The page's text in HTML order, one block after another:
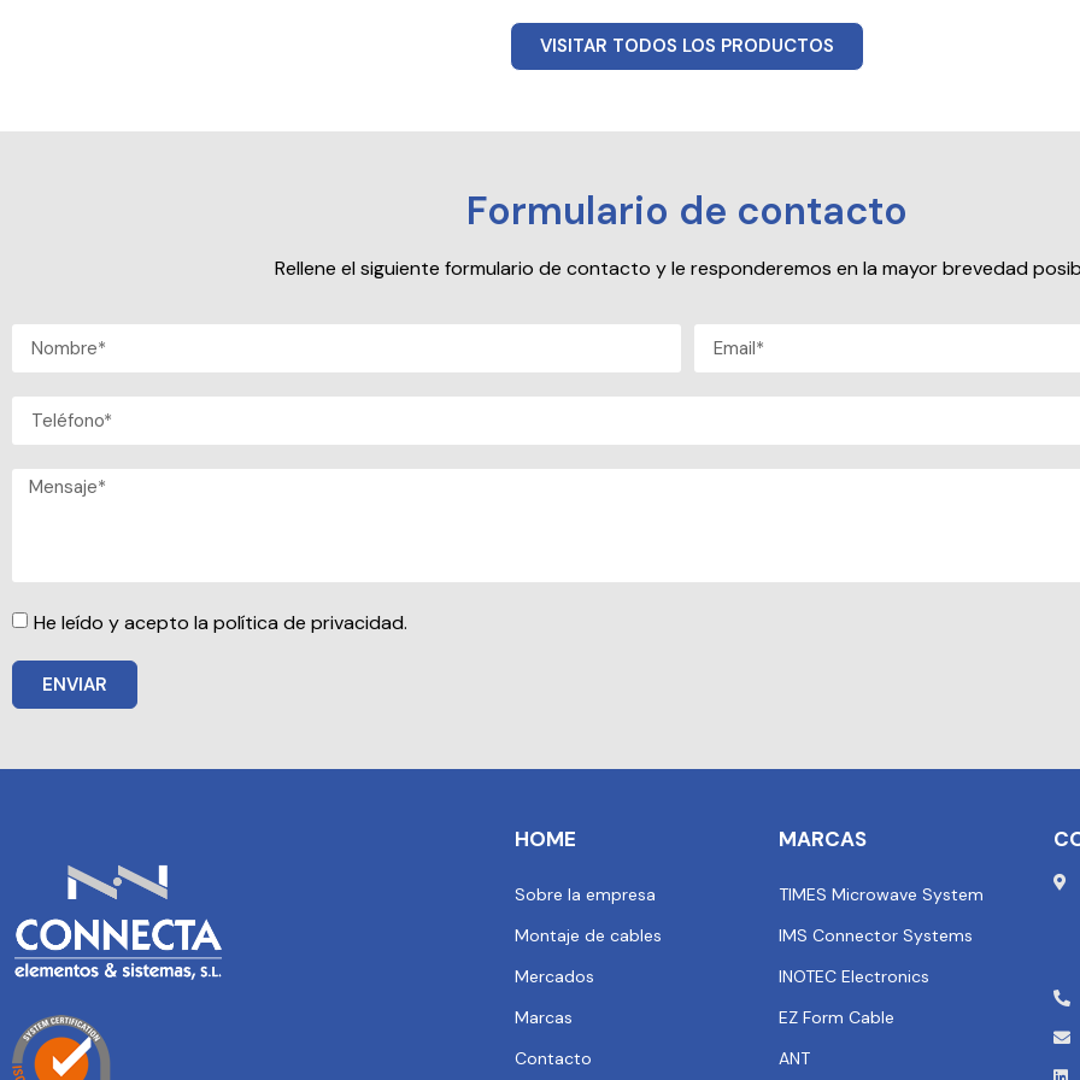
VISITAR TODOS LOS PRODUCTOS
Formulario de contacto
Rellene el siguiente formulario de contacto y le responderemos en la mayor brevedad
He leído y acepto la política de privacidad.
ENVIAR
HOME
Sobre la empresa
Montaje de cables
Mercados
Marcas
Contacto
MARCAS
TIMES Microwave System
IMS Connector Systems
INOTEC Electronics
EZ Form Cable
ANT